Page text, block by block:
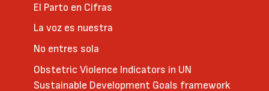
El Parto en Cifras
La voz es nuestra
No entres sola
Obstetric Violence Indicators in UN
Sustainable Development Goals framework